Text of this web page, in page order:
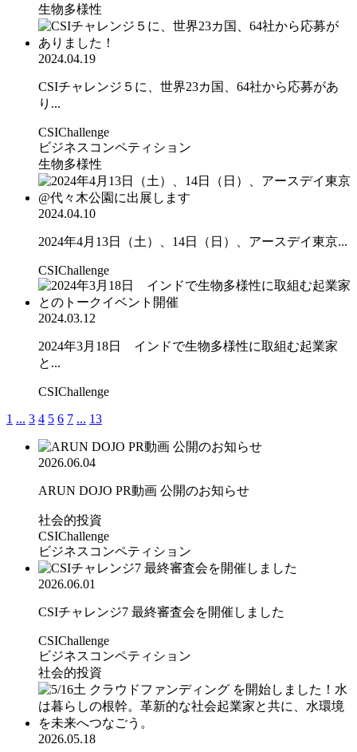
生物多様性
2024.04.19
CSIチャレンジ５に、世界23カ国、64社から応募があ
り...
CSIChallenge
ビジネスコンペティション
生物多様性
2024.04.10
2024年4月13日（土）、14日（日）、アースデイ東京...
CSIChallenge
2024.03.12
2024年3月18日 インドで生物多様性に取組む起業家
と...
CSIChallenge
1 ... 3 4 5 6 7 ... 13
2026.06.04
ARUN DOJO PR動画 公開のお知らせ
社会的投資
CSIChallenge
ビジネスコンペティション
2026.06.01
CSIチャレンジ7 最終審査会を開催しました
CSIChallenge
ビジネスコンペティション
社会的投資
2026.05.18